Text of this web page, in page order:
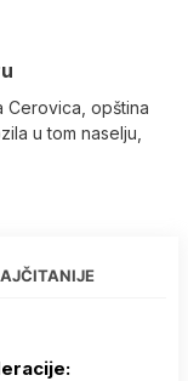
Cerovica, opština
u tom naselju,